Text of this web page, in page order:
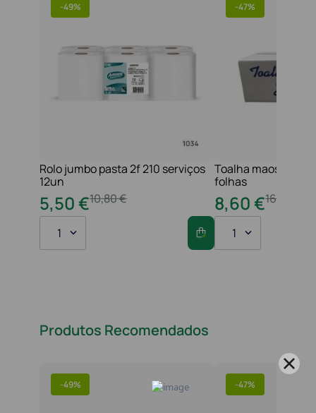
-49%
Rolo jumbo pasta 2f 210 serviços
12un
10,80€
5,50€
1
-47%
Toalha maos 2f
folhas
16
8,60€
1
Produtos Recomendados
-49% -47%